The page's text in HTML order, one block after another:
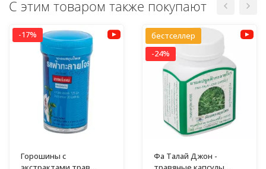
С этим товаром также покупают
-17%
Горошины с
бестселлер
-24%
Фа Талай Джон -